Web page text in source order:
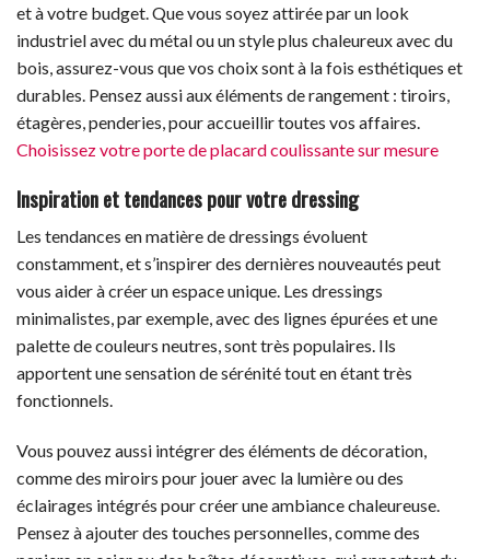
et à votre budget. Que vous soyez attirée par un look
industriel avec du métal ou un style plus chaleureux avec du
bois, assurez-vous que vos choix sont à la fois esthétiques et
durables. Pensez aussi aux éléments de rangement : tiroirs,
étagères, penderies, pour accueillir toutes vos affaires.
Choisissez votre porte de placard coulissante sur mesure
Inspiration et tendances pour votre dressing
Les tendances en matière de dressings évoluent
constamment, et s’inspirer des dernières nouveautés peut
vous aider à créer un espace unique. Les dressings
minimalistes, par exemple, avec des lignes épurées et une
palette de couleurs neutres, sont très populaires. Ils
apportent une sensation de sérénité tout en étant très
fonctionnels.
Vous pouvez aussi intégrer des éléments de décoration,
comme des miroirs pour jouer avec la lumière ou des
éclairages intégrés pour créer une ambiance chaleureuse.
Pensez à ajouter des touches personnelles, comme des